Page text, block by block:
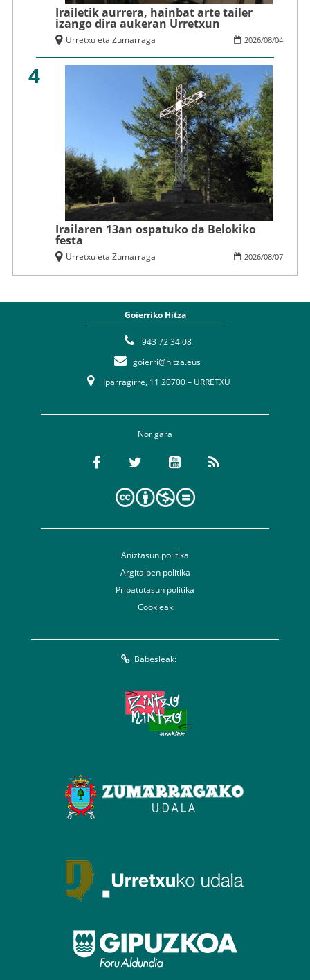
Irailetik aurrera, hainbat arte tailer
izango dira aukeran Urretxun
2026/08/04
Urretxu eta Zumarraga
4
Irailaren 13an ospatuko da Belokiko
festa
2026/08/07
Urretxu eta Zumarraga
Goierriko Hitza
943 72 34 08
goierri@hitza.eus
Iparragirre, 11 20700 – URRETXU
Nor gara
Aniztasun politika
Argitalpen politika
Pribatutasun politika
Cookieak
Babesleak: